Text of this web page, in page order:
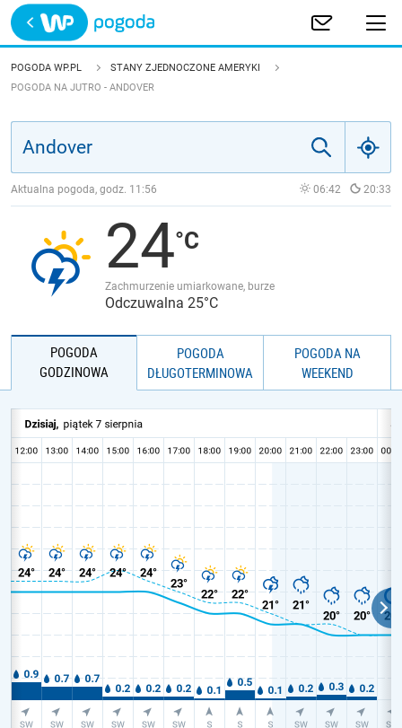
Trwa ładowanie
POLSKA
JAKOŚĆ POWIETRZA
POGODA WP.PL
STANY ZJEDNOCZONE AMERYKI
POGODA NA JUTRO - ANDOVER
Aktualna pogoda, godz. 11:56 06:42 20:33
24
Zachmurzenie umiarkowane, burze
Odczuwalna 25°C
POGODA
GODZINOWA
POGODA
DŁUGOTERMINOWA
POGODA NA
WEEKEND